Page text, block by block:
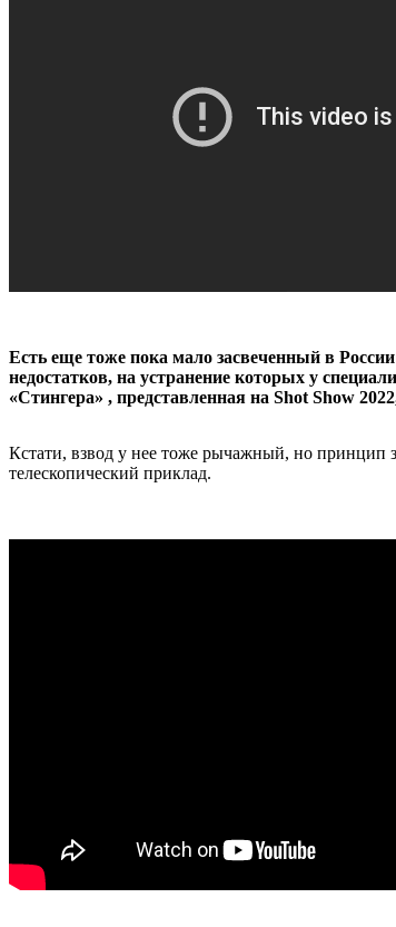
Есть еще тоже пока мало засвеченный в
недостатков, на устранение которых у
«Стингера» , представленная на Shot Show
Кстати, взвод у нее тоже рычажный, но принцип
телескопический приклад.